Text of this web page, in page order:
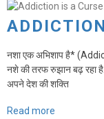
नशा एक अभिशाप है*
नशे की तरफ रुझान बढ़ रहा
अपने देश की शक्ति
Read more